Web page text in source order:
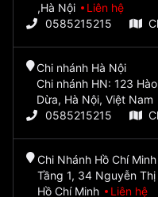
,Hà Nội
Liên hệ
0585215215
Chi nhánh Hà Nội
Chi nhánh HN: 123
Dừa, Hà Nội, Việt Nam
0585215215
Chi Nhánh Hồ Chí Minh
Tầng 1, 34 Nguyễn
Hồ Chí Minh
Liên hệ